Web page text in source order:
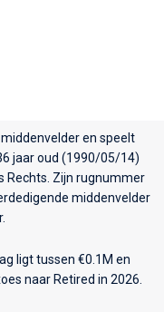
en speelt
jaar oud (1990/05/14)
Rechts. Zijn rugnummer
middenvelder
ligt tussen €0.1M en
naar Retired in 2026.